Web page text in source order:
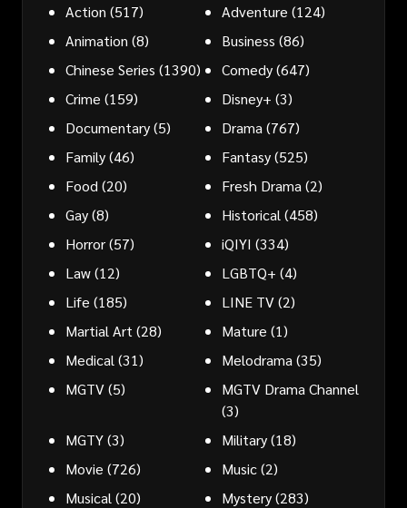
Action (517) Adventure (124)
Animation (8) Business (86)
Chinese Series (1390) Comedy(647)
Crime (159) Disney+ (3)
Documentary(5) Drama (767)
Family(46) Fantasy(525)
Food (20) Fresh Drama (2)
Gay(8) Historical (458)
Horror(57) iQIYI (334)
Law(12) LGBTQ+ (4)
Life (185) LINE TV(2)
Martial Art (28) Mature (1)
Medical (31) Melodrama (35)
MGTV(5)
MGTV Drama Channel
(3)
MGTY(3) Military(18)
Movie (726) Music(2)
Musical (20) Mystery(283)